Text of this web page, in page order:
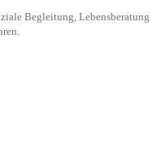
Begleitung, Lebensberatung